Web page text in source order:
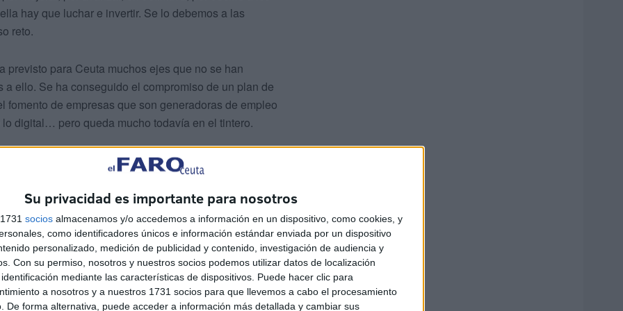
Su privacidad es importante para nosotros
socios almacenamos y/o accedemos a información en un dispositivo, como cookies, y
como identificadores únicos e información estándar enviada por un dispositivo
personalizado, medición de publicidad y contenido, investigación de audiencia y
Con su permiso, nosotros y nuestros socios podemos utilizar datos de localización
mediante las características de dispositivos. Puede hacer clic para
a nosotros y a nuestros 1731 socios para que llevemos a cabo el procesamiento
De forma alternativa, puede acceder a información más detallada y cambiar sus
hay que luchar e invertir. Se lo debemos a las
reto.
para Ceuta muchos ejes que no se han
ello. Se ha conseguido el compromiso de un plan de
de empresas que son generadoras de empleo
digital… pero queda mucho todavía en el tintero.
para las fuerzas de seguridad, para la educación
España y de sus administraciones en esta tierra.
paraguas de la lealtad, dejando los egos aparcados,